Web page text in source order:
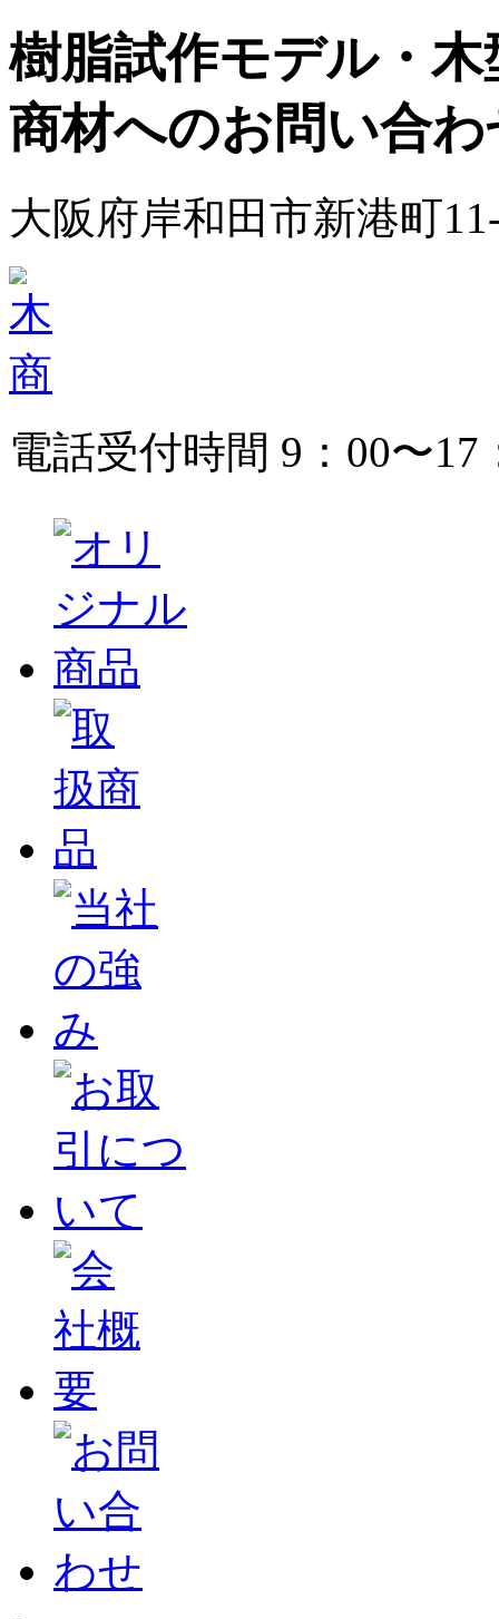
樹脂試作モデル・
商材へのお問い合わ
大阪府岸和田市新港町
電話受付時間 9：00〜17